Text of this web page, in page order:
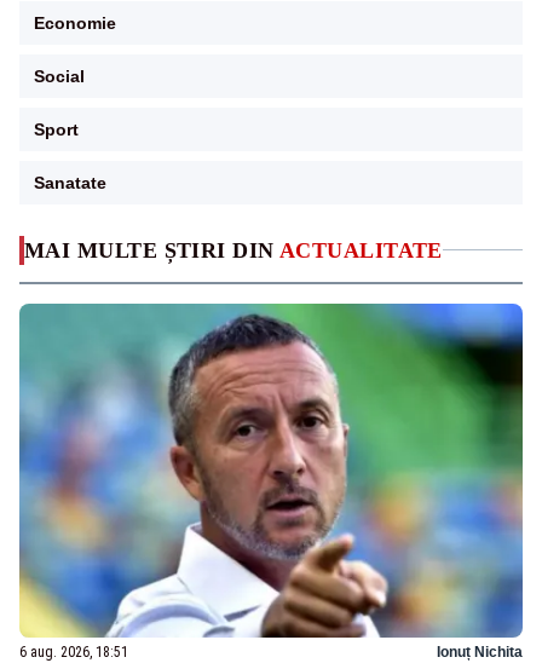
MAI MULTE ȘTIRI DIN ACTUALITATE
6 aug. 2026, 18:51 Ionuț Nichita
Economie
Social
Sport
Sanatate